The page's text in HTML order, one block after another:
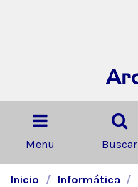
Menu Buscar
Inicio Informática